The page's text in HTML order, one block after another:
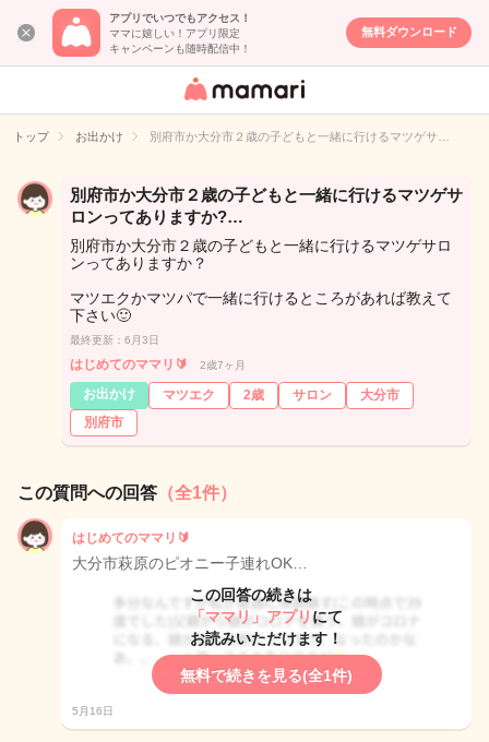
アプリでいつでもアクセス！
ママに嬉しい！アプリ限定
キャンペーンも随時配信中！
無料ダウンロード
女性専用匿名QA
イト
トップ お出かけ 別府市か大分市２歳の子どもと一緒に行けるマツゲサ…
別府市か大分市２歳の子どもと一緒に行けるマツゲサ
ロンってありますか?…
別府市か大分市２歳の子どもと一緒に行けるマツゲサロ
ンってありますか？
マツエクかマツパで一緒に行けるところがあれば教えて
下さい🙂
最終更新：6月3日
はじめてのママリ🔰 2歳7ヶ月
お出かけ マツエク 2歳 サロン
大分市
別府市
この質問への回答 （全1件）
はじめてのママリ🔰
大分市萩原のピオニー子連れOK…
この回答の続きは
「ママリ」アプリ にて
お読みいただけます！
無料で続きを見る(全1件)
5月16日